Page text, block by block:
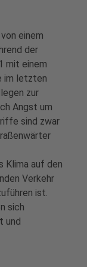
einem
der
mit einem
im letzten
zur
Angst um
sind zwar
Klima auf den
Verkehr
ist.
sich
und